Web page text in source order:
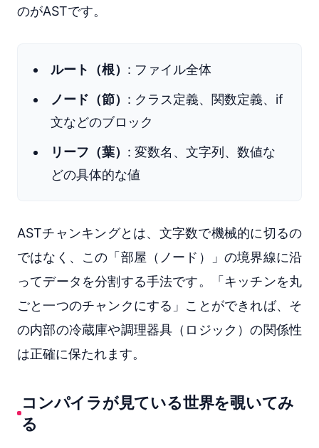
のがASTです。
ルート（根） : ファイル全体
ノード（節） : クラス定義、関数定義、if
文などのブロック
リーフ（葉） : 変数名、文字列、数値な
どの具体的な値
ASTチャンキングとは、文字数で機械的に切るの
ではなく、この「部屋（ノード）」の境界線に沿
ってデータを分割する手法です。「キッチンを丸
ごと一つのチャンクにする」ことができれば、そ
の内部の冷蔵庫や調理器具（ロジック）の関係性
は正確に保たれます。
コンパイラが見ている世界を覗いてみ
る